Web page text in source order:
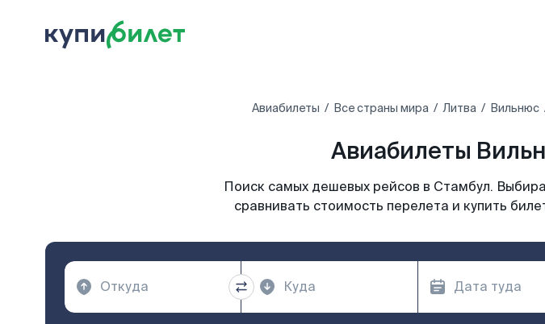
Авиабилеты Все страны мира Литва Вильнюс
Авиабилеты
Поиск самых дешевых рейсов в Стамбул.
сравнивать стоимость перелета и купить